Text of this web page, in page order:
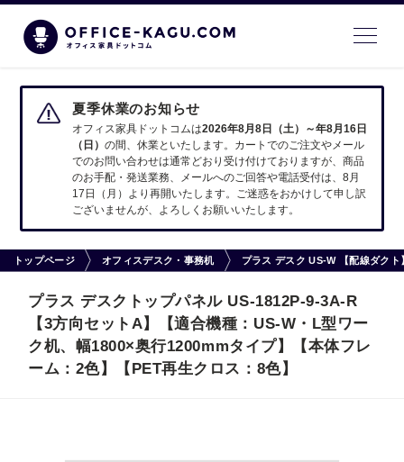
夏季休業のお知らせ
オフィス家具ドットコムは2026年8月8日（土）～年8月16日
（日）の間、休業といたします。カートでのご注文やメール
でのお問い合わせは通常どおり受け付けておりますが、商品
のお手配・発送業務、メールへのご回答や電話受付は、8月
17日（月）より再開いたします。ご迷惑をおかけして申し訳
ございませんが、よろしくお願いいたします。
トップページ オフィスデスク・事務机 プラス デスク US-W 【配線ダク
プラス デスクトップパネル US-1812P-9-3A-R
【3方向セットA】【適合機種：US-W・L型ワー
ク机、幅1800×奥行1200mmタイプ】【本体フレ
ーム：2色】【PET再生クロス：8色】